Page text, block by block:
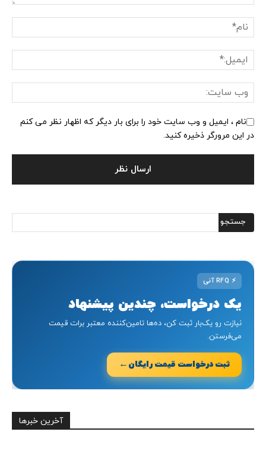
نام ، ایمیل و وب سایت خود را برای بار دیگر که اظهار نظر می کنم
در این مرورگر ذخیره کنید.
⚡
یک درخواست، چندین پیشنهاد
نیازت رو یک‌بار ثبت کن، ده‌ها تامین‌کننده معتبر برات قیمت
می‌فرستن.
ثبت درخواست قیمت رایگان ←
آخرین خبرها